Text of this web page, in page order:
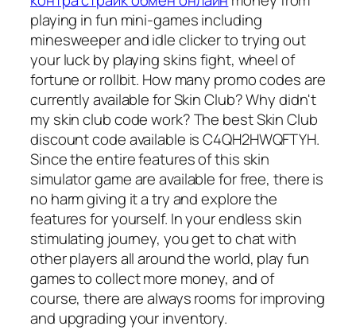
playing in fun mini-games including
minesweeper and idle clicker to trying out
your luck by playing skins fight, wheel of
fortune or rollbit. How many promo codes are
currently available for Skin Club? Why didn't
my skin club code work? The best Skin Club
discount code available is C4QH2HWQFTYH.
Since the entire features of this skin
simulator game are available for free, there is
no harm giving it a try and explore the
features for yourself. In your endless skin
stimulating journey, you get to chat with
other players all around the world, play fun
games to collect more money, and of
course, there are always rooms for improving
and upgrading your inventory.